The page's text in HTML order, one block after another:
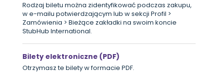
Rodzaj biletu można zidentyfikować podczas zakupu,
w e-mailu potwierdzającym lub w sekcji Profil >
Zamówienia > Bieżące zakładki na swoim koncie
StubHub International.
Bilety elektroniczne (PDF)
Otrzymasz te bilety w formacie PDF.